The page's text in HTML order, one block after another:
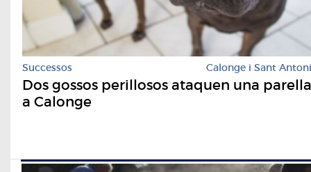
Successos Calonge i Sant Antoni
Dos gossos perillosos ataquen una parella
a Calonge